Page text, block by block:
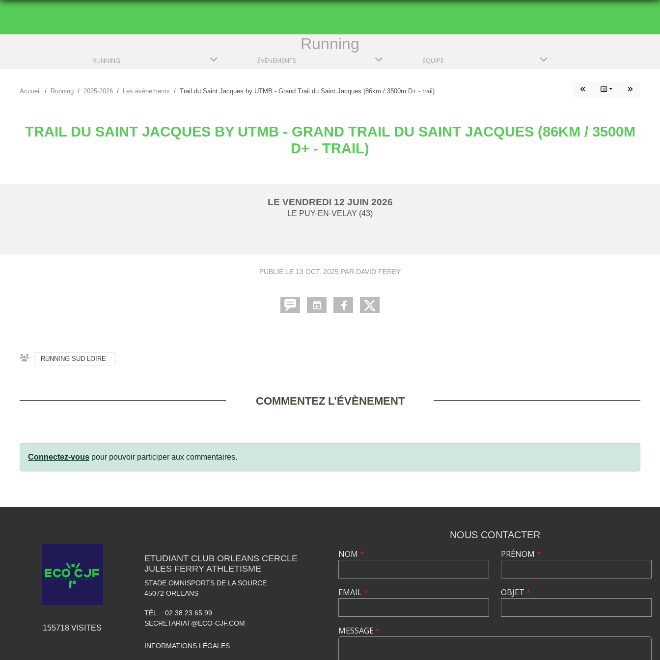
Running
RUNNING ÉVÈNEMENTS ÉQUIPE
Accueil Running 2025-2026 Les évènements Trail du Saint Jacques by UTMB - Grand Trail du Saint Jacques (86km / 3500m D+ - trail)
TRAIL DU SAINT JACQUES BY UTMB - GRAND TRAIL DU SAINT JACQUES (86KM / 3500M
D+ - TRAIL)
LE VENDREDI 12 JUIN 2026
LE PUY-EN-VELAY (43)
PUBLIÉ LE 13 OCT. 2025 PAR DAVID FEREY
RUNNING SUD LOIRE
COMMENTEZ L’ÉVÈNEMENT
Connectez-vous pour pouvoir participer aux commentaires.
155718 VISITES
ETUDIANT CLUB ORLEANS CERCLE
JULES FERRY ATHLETISME
STADE OMNISPORTS DE LA SOURCE
45072 ORLEANS
TÉL. : 02.38.23.65.99
SECRETARIAT@ECO-CJF.COM
INFORMATIONS LÉGALES
NOUS CONTACTER
NOM *
EMAIL*
PRÉNOM *
OBJET *
MESSAGE *